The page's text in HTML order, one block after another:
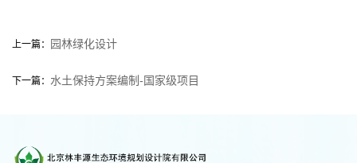
上一篇： 园林绿化设计
下一篇： 水土保持方案编制-国家级项目